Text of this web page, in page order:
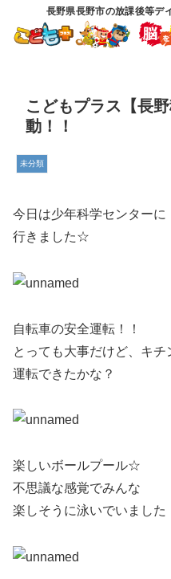
長野県長野市の放課後等
こどもプラス【長
動！！
未分類
今日は少年科学センターに
行きました☆
自転車の安全運転！！
とっても大事だけど、キチ
運転できたかな？
楽しいボールプール☆
不思議な感覚でみんな
楽しそうに泳いでいました